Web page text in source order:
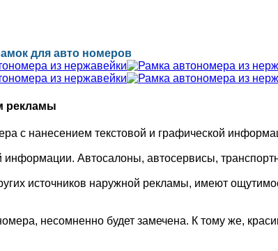
для авто номеров
рекламы
с нанесением текстовой и графической
Автосалоны, автосервисы,
источников наружной рекламы, имеют
несомненно будет замечена. К тому же,